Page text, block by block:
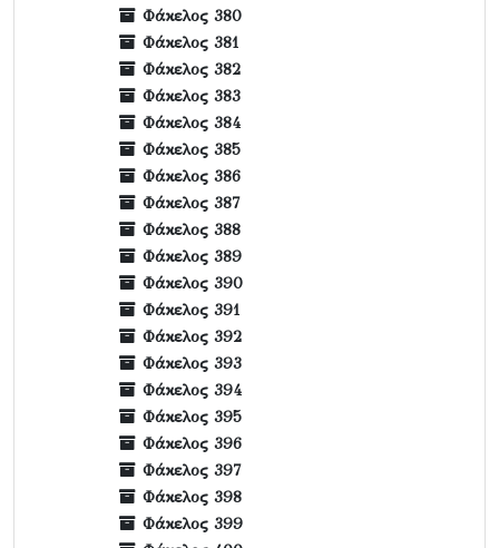
Φάκελος 380
Φάκελος 381
Φάκελος 382
Φάκελος 383
Φάκελος 384
Φάκελος 385
Φάκελος 386
Φάκελος 387
Φάκελος 388
Φάκελος 389
Φάκελος 390
Φάκελος 391
Φάκελος 392
Φάκελος 393
Φάκελος 394
Φάκελος 395
Φάκελος 396
Φάκελος 397
Φάκελος 398
Φάκελος 399